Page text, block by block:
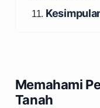
11.
Memahami
Tanah